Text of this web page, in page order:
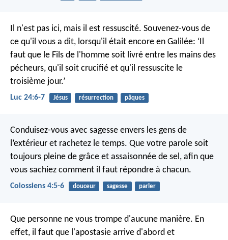
Il n'est pas ici, mais il est ressuscité. Souvenez-vous de
ce qu'il vous a dit, lorsqu'il était encore en Galilée: ‘Il
faut que le Fils de l'homme soit livré entre les mains des
pécheurs, qu'il soit crucifié et qu'il ressuscite le
troisième jour.’
Luc 24:6-7 Jésus résurrection pâques
Conduisez-vous avec sagesse envers les gens de
l’extérieur et rachetez le temps. Que votre parole soit
toujours pleine de grâce et assaisonnée de sel, afin que
vous sachiez comment il faut répondre à chacun.
Colossiens 4:5-6 douceur sagesse parler
Que personne ne vous trompe d'aucune manière. En
effet, il faut que l'apostasie arrive d'abord et